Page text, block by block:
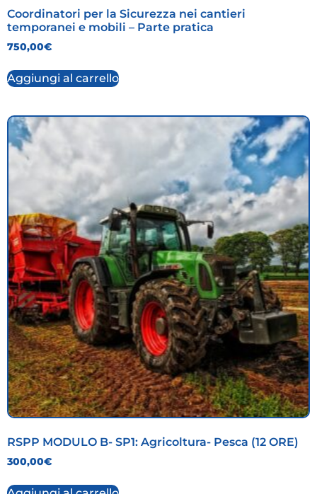
Coordinatori per la Sicurezza nei cantieri
temporanei e mobili – Parte pratica
750,00€
Aggiungi al carrello
RSPP MODULO B- SP1: Agricoltura- Pesca (12 ORE)
300,00€